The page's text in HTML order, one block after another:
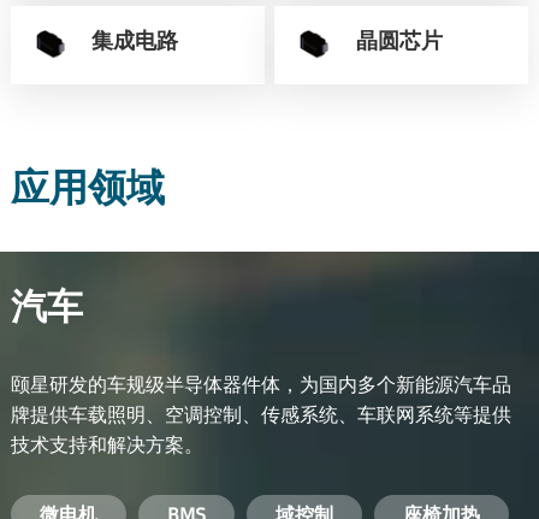
集成电路 晶圆芯片
应用领域
汽车
颐星研发的车规级半导体器件体，为国内多个新能源汽车品
牌提供车载照明、空调控制、传感系统、车联网系统等提供
技术支持和解决方案。